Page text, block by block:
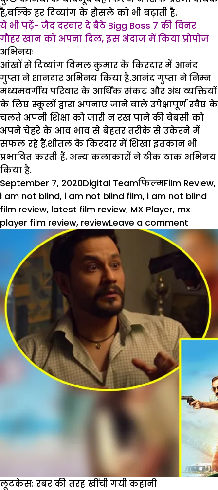
है,बल्कि हर दिव्यांग के हौसले को भी बढ़ाती है.
ये भी पढ़ें- जैद दरबार दे बैठे Bigg Boss 7 की विनर
गौहर खान को अपना दिल, इस अंदाज में किया प्रोपोज
अभिनयः
आंखों से दिव्यांग विमल कुमार के किरदार में आनंद
गुप्ता ने शानदार अभिनय किया है.आनंद गुप्ता ने निम्न
मध्यमवर्गीय परिवार के आर्थिक संकट और अंध व्यक्तियों
के लिए स्कूलों द्वारा अपनाए जाने वाले उपेक्षापूर्ण रवैए के
चलते अपनी शिक्षा को जारी न रख पाने की बेबसी को
अपने चेहरे के आव भाव से बेहतर तरीके से उकेरने में
सफल रहे हैं.शीतल के किरदार में शिखा इतकान भी
प्रभावित करती हैं. अन्य कलाकारों ने ठीक ठाक अभिनय
किया है.
Posted
on
September 7, 2020Author
Digital TeamCategories
फिल्मTags
Film Review,
i am not blind, i am not blind film, i am not blind
film review, latest film review, MX Player, mx
player film review, reviewLeave a comment
आई
नाॅट
ब्लाइंड
:
प्रेरणा
दायक
कथा
लूटकेस: रबर की तरह खींची गयी कहानी